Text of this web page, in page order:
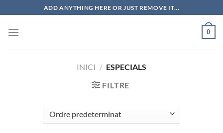
to
content
ADD ANYTHING HERE OR JUST REMOVE IT...
0
INICI / ESPECIALS
FILTRE